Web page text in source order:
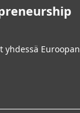
yhdessä Euroopan